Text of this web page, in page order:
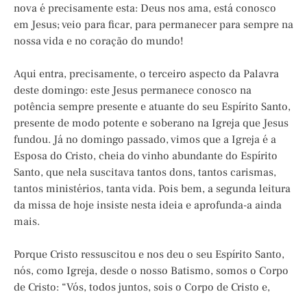
nova é precisamente esta: Deus nos ama, está conosco
em Jesus; veio para ficar, para permanecer para sempre na
nossa vida e no coração do mundo!
Aqui entra, precisamente, o terceiro aspecto da Palavra
deste domingo: este Jesus permanece conosco na
potência sempre presente e atuante do seu Espírito Santo,
presente de modo potente e soberano na Igreja que Jesus
fundou. Já no domingo passado, vimos que a Igreja é a
Esposa do Cristo, cheia do vinho abundante do Espírito
Santo, que nela suscitava tantos dons, tantos carismas,
tantos ministérios, tanta vida. Pois bem, a segunda leitura
da missa de hoje insiste nesta ideia e aprofunda-a ainda
mais.
Porque Cristo ressuscitou e nos deu o seu Espírito Santo,
nós, como Igreja, desde o nosso Batismo, somos o Corpo
de Cristo: “Vós, todos juntos, sois o Corpo de Cristo e,